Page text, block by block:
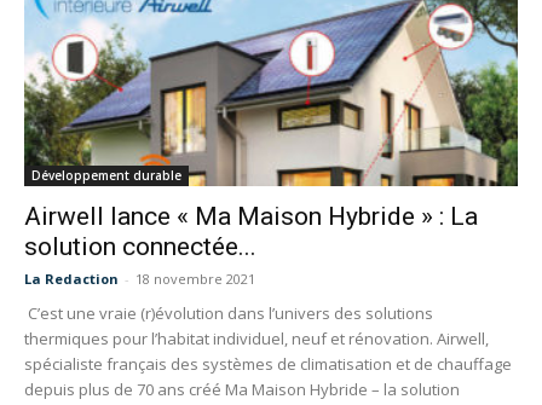
Développement durable
Airwell lance « Ma Maison Hybride » : La
solution connectée...
La Redaction - 18 novembre 2021
C’est une vraie (r)évolution dans l’univers des solutions
thermiques pour l’habitat individuel, neuf et rénovation. Airwell,
spécialiste français des systèmes de climatisation et de chauffage
depuis plus de 70 ans créé Ma Maison Hybride – la solution